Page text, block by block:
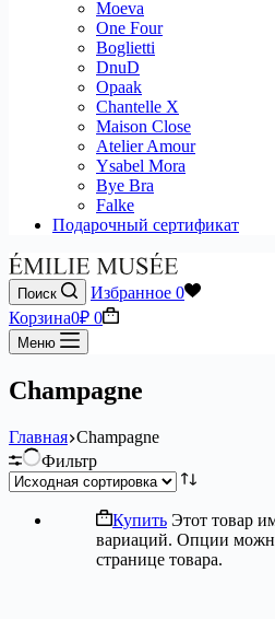
Moeva
One Four
Boglietti
DnuD
Opaak
Chantelle X
Maison Close
Atelier Amour
Ysabel Mora
Bye Bra
Falke
Подарочный сертификат
Поиск Избранное 0
Корзина0₽ 0
Меню
Champagne
Главная Champagne
Фильтр
Купить Этот товар
вариаций. Опции
странице товара.